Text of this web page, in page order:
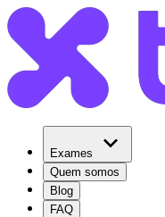
Exames
Quem somos
Blog
FAQ